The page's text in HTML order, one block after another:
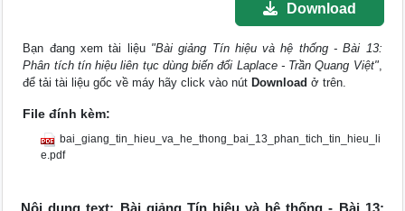
Download
Bạn đang xem tài liệu "Bài giảng Tín hiệu và hệ thống - Bài 13:
Phân tích tín hiệu liên tục dùng biến đổi Laplace - Trần Quang Việt",
để tải tài liệu gốc về máy hãy click vào nút Download ở trên.
File đính kèm:
bai_giang_tin_hieu_va_he_thong_bai_13_phan_tich_tin_hieu_li
e.pdf
Nội dung text: Bài giảng Tín hiệu và hệ thống - Bài 13: